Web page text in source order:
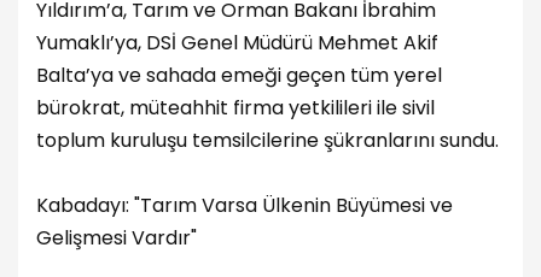
Yıldırım’a, Tarım ve Orman Bakanı İbrahim
Yumaklı’ya, DSİ Genel Müdürü Mehmet Akif
Balta’ya ve sahada emeği geçen tüm yerel
bürokrat, müteahhit firma yetkilileri ile sivil
toplum kuruluşu temsilcilerine şükranlarını sundu.
Kabadayı: "Tarım Varsa Ülkenin Büyümesi ve
Gelişmesi Vardır"